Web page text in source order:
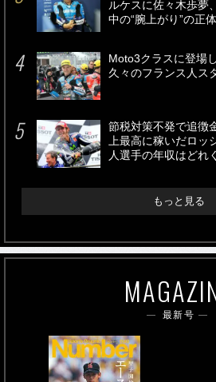
ルケスに佐々木歩夢
中の“腕上がり”の正
Moto3クラスに登場
久々のフランス人ス
節税対策不発で追徴
上最高に稼いだロッ
人選手の年収はどれ
もっと見る
最新号